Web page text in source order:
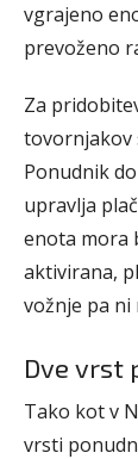
vgrajeno
prevoženo
Za
tovornjakov
Ponudnik
upravlja
enota mora
aktivirana,
vožnje pa ni
Dve vrst
Tako kot v
vrsti